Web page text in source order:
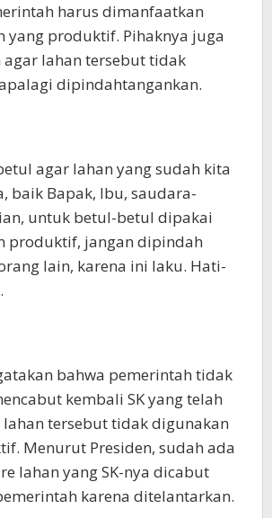
harus dimanfaatkan
yang produktif. Pihaknya juga
lahan tersebut tidak
dipindahtangankan.
agar lahan yang sudah kita
baik Bapak, Ibu, saudara-
untuk betul-betul dipakai
produktif, jangan dipindah
lain, karena ini laku. Hati-
bahwa pemerintah tidak
kembali SK yang telah
tersebut tidak digunakan
Menurut Presiden, sudah ada
lahan yang SK-nya dicabut
karena ditelantarkan.